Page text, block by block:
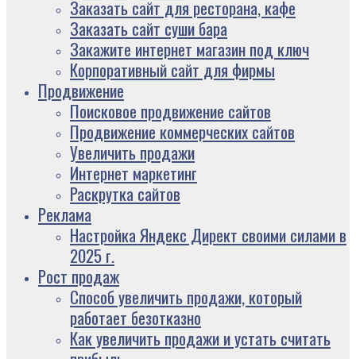
Заказать сайт для ресторана, кафе
Заказать сайт суши бара
Закажите интернет магазин под ключ
Корпоративный сайт для фирмы
Продвижение
Поисковое продвижение сайтов
Продвижение коммерческих сайтов
Увеличить продажи
Интернет маркетинг
Раскрутка сайтов
Реклама
Настройка Яндекс Директ своими силами в
2025 г.
Рост продаж
Способ увеличить продажи, который
работает безотказно
Как увеличить продажи и устать считать